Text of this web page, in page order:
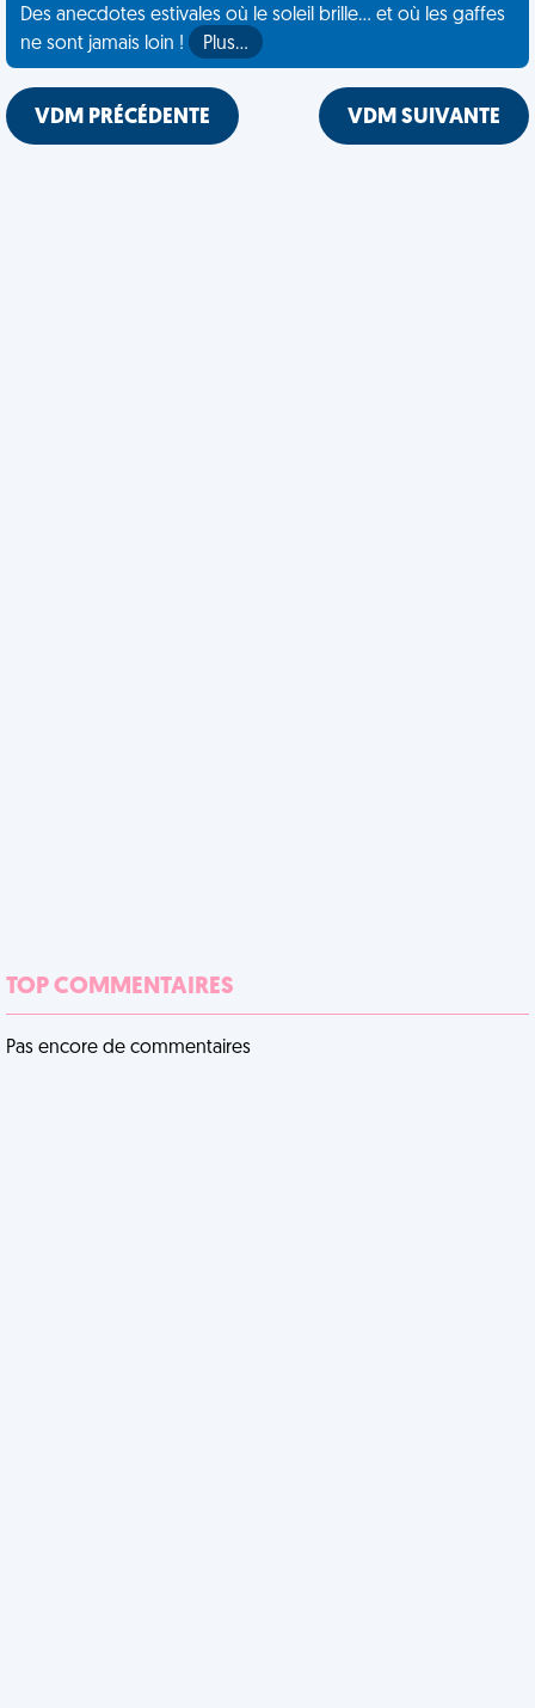
Des anecdotes estivales où le soleil brille... et où les gaffes
ne sont jamais loin !
Plus…
VDM PRÉCÉDENTE VDM SUIVANTE
TOP COMMENTAIRES
Pas encore de commentaires